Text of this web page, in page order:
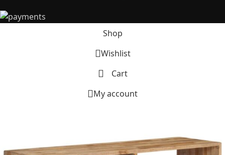
Shop
Wishlist
Cart
My account